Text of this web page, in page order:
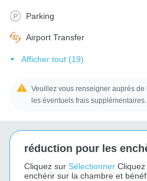
Parking
Airport Transfer
Afficher tout (19)
Veuillez vous renseigner auprès
les éventuels frais supplémentaires.
réduction pour les
Cliquez sur Sélectionner
enchérir sur la chambre et